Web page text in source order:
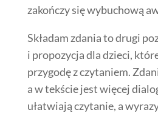
zakończy się wybuchową
Składam zdania to drugi
i propozycja dla dzieci,
przygodę z czytaniem.
a w tekście jest więcej
ułatwiają czytanie, a